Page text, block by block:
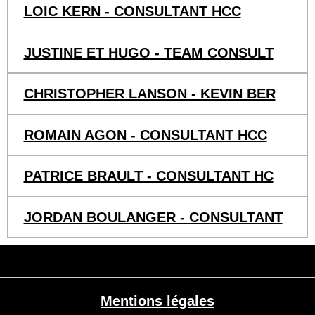
LOIC KERN - CONSULTANT HCC
JUSTINE ET HUGO - TEAM CONSULT
CHRISTOPHER LANSON - KEVIN BER
ROMAIN AGON - CONSULTANT HCC
PATRICE BRAULT - CONSULTANT HC
JORDAN BOULANGER - CONSULTANT
Mentions légales